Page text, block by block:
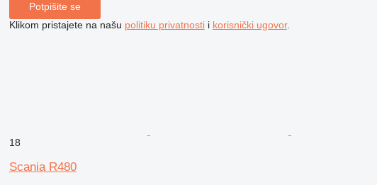
Potpišite se
Klikom pristajete na našu politiku privatnostii korisnički ugovor.
18
Scania R480